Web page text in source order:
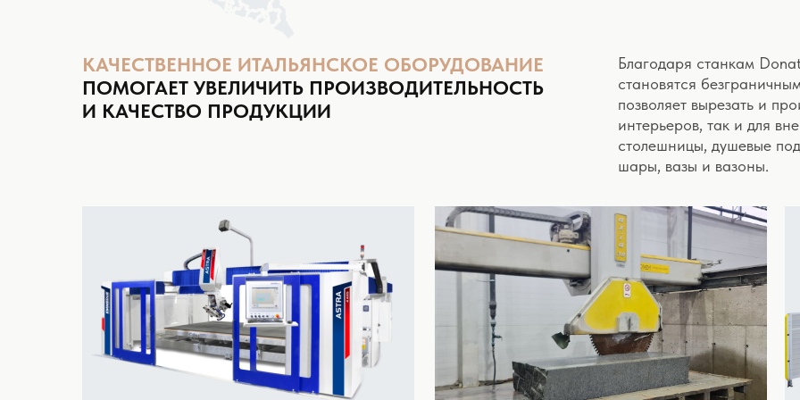
КАЧЕСТВЕННОЕ ИТАЛЬЯНСКОЕ ОБОРУДОВАНИЕ
ПОМОГАЕТ УВЕЛИЧИТЬ ПРОИЗВОДИТЕЛЬНОСТЬ
И КАЧЕСТВО ПРОДУКЦИИ
Благодаря станкам
становятся
позволяет вырезать и
интерьеров, так и для
столешницы, душевые
шары, вазы и вазоны.